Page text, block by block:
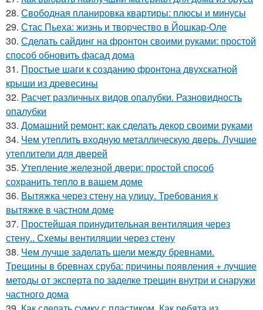
28. Свободная планировка квартиры: плюсы и минусы
29. Стас Пьеха: жизнь и творчество в Йошкар-Оле
30. Сделать сайдинг на фронтон своими руками: простой
способ обновить фасад дома
31. Простые шаги к созданию фронтона двухскатной
крыши из древесины
32. Расчет различных видов опалубки. Разновидность
опалубки
33. Домашний ремонт: как сделать декор своими руками
34. Чем утеплить входную металлическую дверь. Лучшие
утеплители для дверей
35. Утепление железной двери: простой способ
сохранить тепло в вашем доме
36. Вытяжка через стену на улицу. Требования к
вытяжке в частном доме
37. Простейшая принудительная вентиляция через
стену.. Схемы вентиляции через стену
38. Чем лучше заделать щели между бревнами.
Трещины в бревнах сруба: причины появления + лучшие
методы от эксперта по заделке трещин внутри и снаружи
частного дома